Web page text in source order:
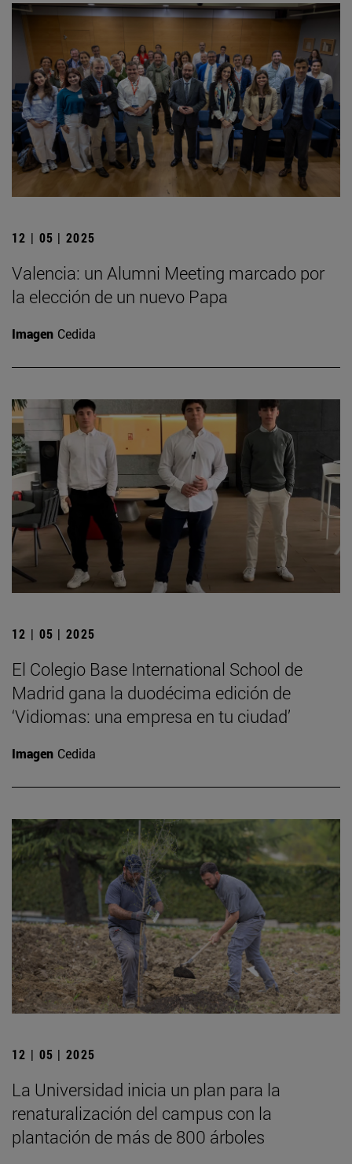
12 | 05 | 2025
Valencia: un Alumni Meeting marcado por
la elección de un nuevo Papa
Imagen Cedida
12 | 05 | 2025
El Colegio Base International School de
Madrid gana la duodécima edición de
‘Vidiomas: una empresa en tu ciudad’
Imagen Cedida
12 | 05 | 2025
La Universidad inicia un plan para la
renaturalización del campus con la
plantación de más de 800 árboles